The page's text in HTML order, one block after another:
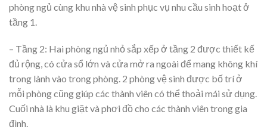
phòng ngủ cùng khu nhà vệ sinh phục vụ nhu cầu sinh hoạt ở
tầng 1.
– Tầng 2: Hai phòng ngủ nhỏ sắp xếp ở tầng 2 được thiết kế
đủ rộng, có cửa sổ lớn và cửa mở ra ngoài để mang không khí
trong lành vào trong phòng. 2 phòng vệ sinh được bố trí ở
mỗi phòng cũng giúp các thành viên có thể thoải mái sử dụng.
Cuối nhà là khu giặt và phơi đồ cho các thành viên trong gia
đình.